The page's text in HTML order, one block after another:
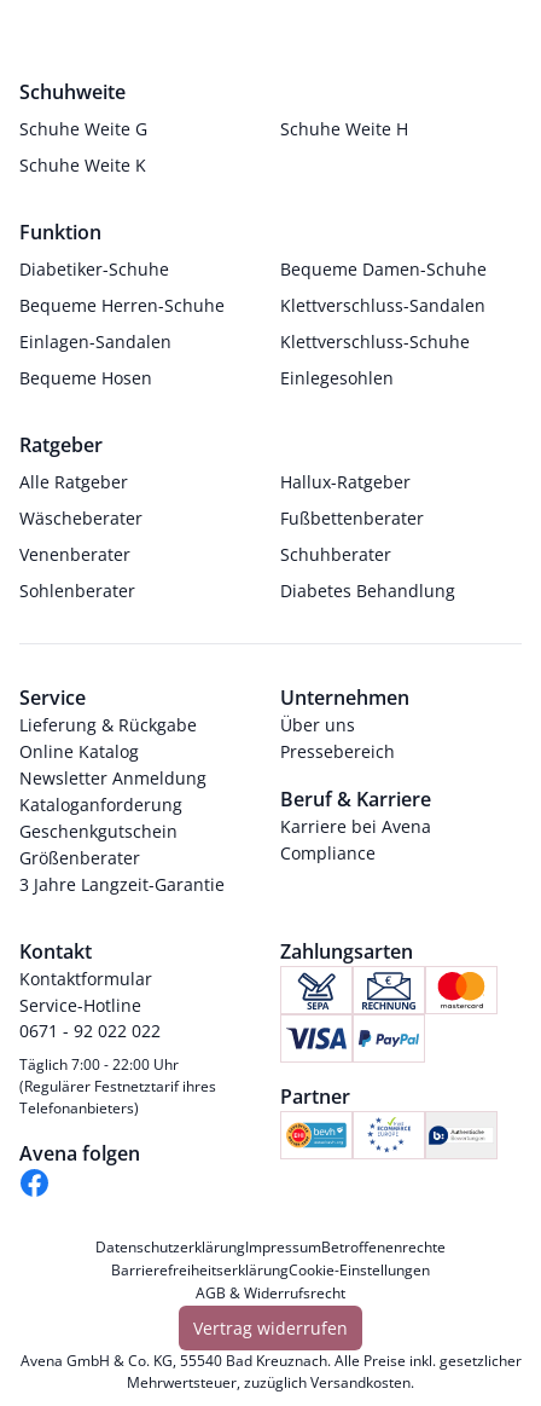
Schuhweite
Schuhe Weite G
Schuhe Weite H
Schuhe Weite K
Funktion
Diabetiker-Schuhe
Bequeme Damen-Schuhe
Bequeme Herren-Schuhe
Klettverschluss-Sandalen
Einlagen-Sandalen
Klettverschluss-Schuhe
Bequeme Hosen
Einlegesohlen
Ratgeber
Alle Ratgeber
Hallux-Ratgeber
Wäscheberater
Fußbettenberater
Venenberater
Schuhberater
Sohlenberater
Diabetes Behandlung
Service
Lieferung & Rückgabe
Online Katalog
Newsletter Anmeldung
Kataloganforderung
Geschenkgutschein
Größenberater
3 Jahre Langzeit-Garantie
Unternehmen
Über uns
Pressebereich
Beruf & Karriere
Karriere bei Avena
Compliance
Kontakt
Kontaktformular
Service-Hotline
0671 - 92 022 022
Täglich 7:00 - 22:00 Uhr
(Regulärer Festnetztarif ihres
Telefonanbieters)
Avena folgen
Zahlungsarten
Partner
DatenschutzerklärungImpressumBetroffenenrechte
BarrierefreiheitserklärungCookie-Einstellungen
AGB & Widerrufsrecht
Vertrag widerrufen
Avena GmbH & Co. KG, 55540 Bad Kreuznach. Alle Preise inkl. gesetzlicher
Mehrwertsteuer, zuzüglichVersandkosten.